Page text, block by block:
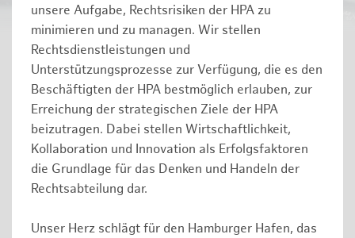
unsere Aufgabe, Rechtsrisiken der HPA zu
minimieren und zu managen. Wir stellen
Rechtsdienstleistungen und
Unterstützungsprozesse zur Verfügung, die es den
Beschäftigten der HPA bestmöglich erlauben, zur
Erreichung der strategischen Ziele der HPA
beizutragen. Dabei stellen Wirtschaftlichkeit,
Kollaboration und Innovation als Erfolgsfaktoren
die Grundlage für das Denken und Handeln der
Rechtsabteilung dar.
Unser Herz schlägt für den Hamburger Hafen, das